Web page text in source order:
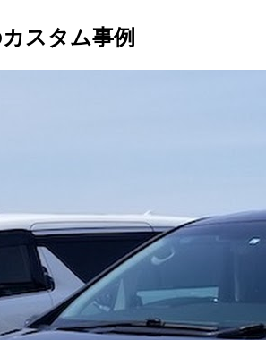
スタム事例